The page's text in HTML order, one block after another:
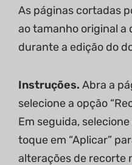
As páginas cortadas
ao tamanho original
durante a edição do
Instruções. Abra a
selecione a opção
Em seguida,
toque em “Aplicar”
alterações de recorte